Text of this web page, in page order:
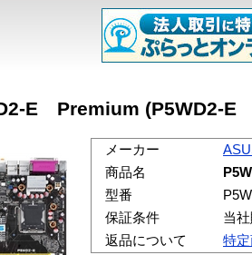
E Premium (P5WD2-
メーカー
商品名
型番
保証条件
当
返品について
特